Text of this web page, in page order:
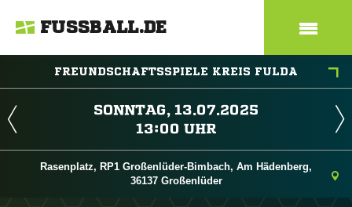
FUSSBALL.DE
FREUNDSCHAFTSSPIELE KREIS FULDA
 
 
Rasenplatz, RP1 Großenlüder-Bimbach, Am Hädenberg,
36137 Großenlüder